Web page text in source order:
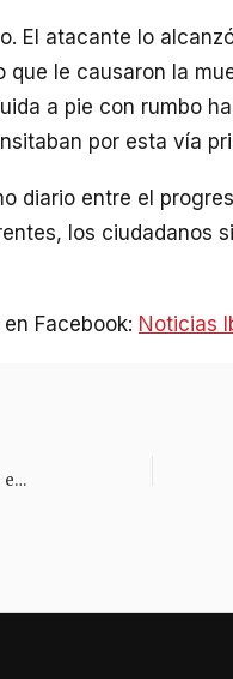
El atacante lo
le causaron la
a pie con rumbo
por esta vía
diario entre el
los ciudadanos
Facebook: Noticias
Sicariato a plena luz del día sembró el terror en el centro de Melgar durante este puente festivo